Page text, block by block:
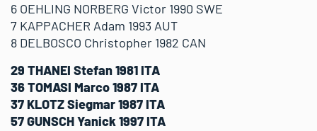
6 OEHLING NORBERG Victor 1990 SWE
7 KAPPACHER Adam 1993 AUT
8 DELBOSCO Christopher 1982 CAN
29 THANEI Stefan 1981 ITA
36 TOMASI Marco 1987 ITA
37 KLOTZ Siegmar 1987 ITA
57 GUNSCH Yanick 1997 ITA